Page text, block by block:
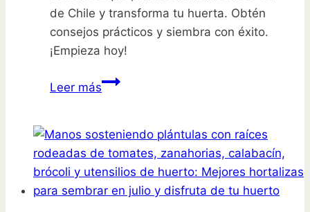
de Chile y transforma tu huerta. Obtén
consejos prácticos y siembra con éxito.
¡Empieza hoy!
Leer másQué
marzo
en
el
sur